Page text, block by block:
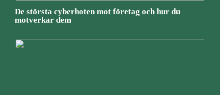
De största cyberhoten mot företag och hur du
motverkar dem